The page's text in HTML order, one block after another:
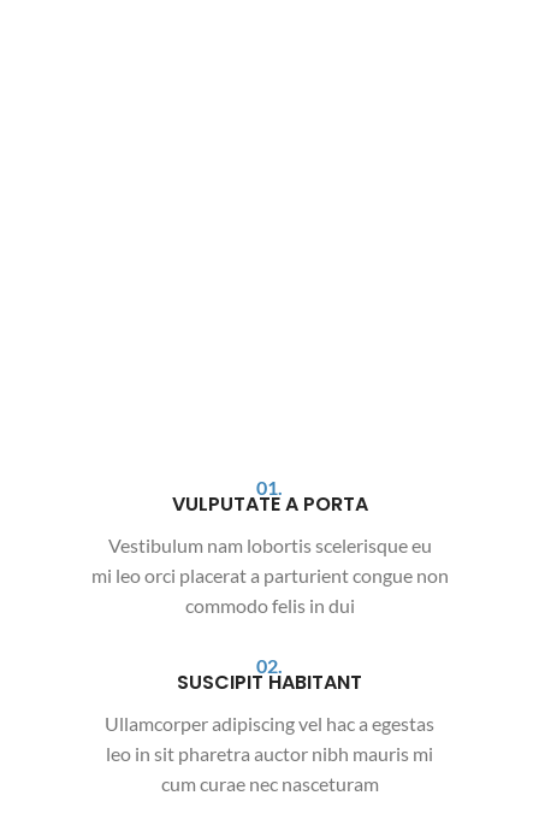
01.
VULPUTATE A PORTA
Vestibulum nam lobortis scelerisque eu
mi leo orci placerat a parturient congue non
commodo felis in dui
02.
SUSCIPIT HABITANT
Ullamcorper adipiscing vel hac a egestas
leo in sit pharetra auctor nibh mauris mi
cum curae nec nasceturam